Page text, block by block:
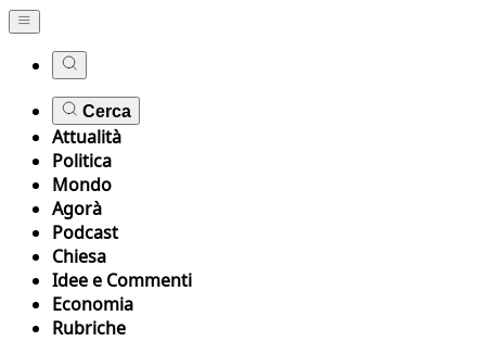
Cerca
Attualità
Politica
Mondo
Agorà
Podcast
Chiesa
Idee e Commenti
Economia
Rubriche